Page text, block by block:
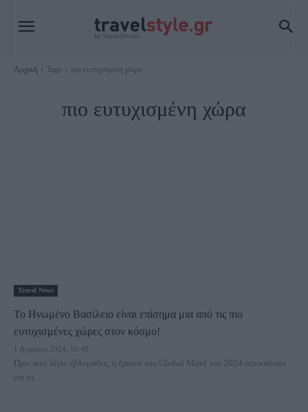
Αρχική Tags πιο ευτυχισμένη χώρα
πιο ευτυχισμένη χώρα
Travel News
Το Ηνωμένο Βασίλειο είναι επίσημα μια από τις πιο
ευτυχισμένες χώρες στον κόσμο!
1 Απριλίου 2024, 16:40
Πριν από λίγες εβδομάδες, η έρευνα του Global Mind του 2024 αποκάλυψε
ότι οι...